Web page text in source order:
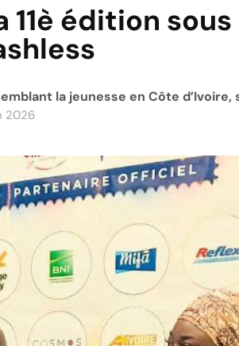
édition
la jeunesse en Côte d’Ivoire,
2026